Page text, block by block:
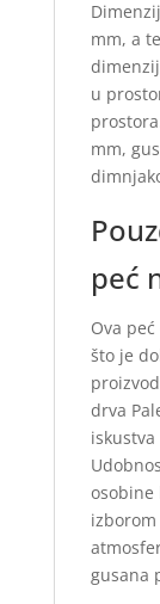
mm, a
u
mm,
peć
Ova
što je
drva
osobine
gusana